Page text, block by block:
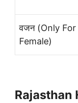
वजन (Only For
Female)
Rajasthan